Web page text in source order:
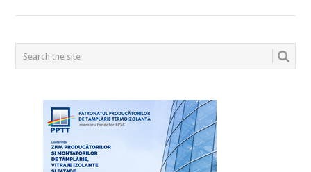
POSTS
NAVIGATION